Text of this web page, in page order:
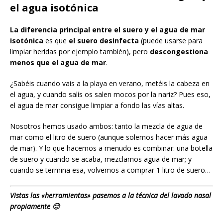
el agua isotónica
La diferencia principal entre el suero y el agua de mar
isotónica es que el suero desinfecta (puede usarse para
limpiar heridas por ejemplo también), pero descongestiona
menos que el agua de mar.
¿Sabéis cuando vais a la playa en verano, metéis la cabeza en
el agua, y cuando salís os salen mocos por la nariz? Pues eso,
el agua de mar consigue limpiar a fondo las vías altas.
Nosotros hemos usado ambos: tanto la mezcla de agua de
mar como el litro de suero (aunque solemos hacer más agua
de mar). Y lo que hacemos a menudo es combinar: una botella
de suero y cuando se acaba, mezclamos agua de mar; y
cuando se termina esa, volvemos a comprar 1 litro de suero…
Vistas las «herramientas» pasemos a la técnica del lavado nasal
propiamente 🙂